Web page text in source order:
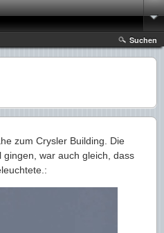
Suchen
zum Crysler Building. Die
war auch gleich, dass